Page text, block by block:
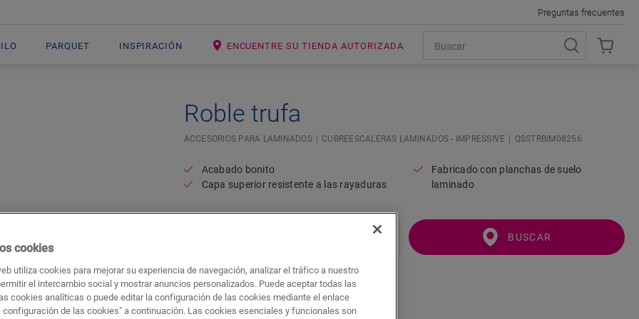
PARQUET INSPIRACIÓN ENCUENTRE SU TIENDA AUTORIZADA
Preguntas frecuentes
Roble trufa
ACCESORIOS PARA LAMINADOS CUBREESCALERAS LAMINADOS - IMPRESSIVE QSSTRBIM08256
Acabado bonito
Capa superior resistente a las rayaduras
Fabricado con planchas de suelo
laminado
BUSCAR
cookies
utiliza cookies para mejorar su experiencia de navegación, analizar el tráfico a nuestro
el intercambio social y mostrar anuncios personalizados. Puede aceptar todas las
cookies analíticas o puede editar la configuración de las cookies mediante el enlace
configuración de las cookies" a continuación. Las cookies esenciales y funcionales son